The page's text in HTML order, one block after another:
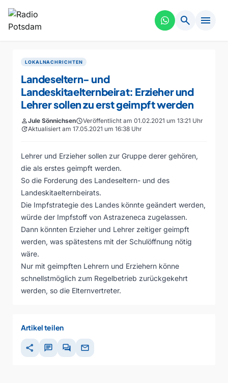
search menu
LOKALNACHRICHTEN
Landeseltern- und
Landeskitaelternbeirat: Erzieher und
Lehrer sollen zu erst geimpft werden
personJule SönnichsenscheduleVeröffentlicht am 01.02.2021 um 13:21 Uhr
updateAktualisiert am 17.05.2021 um 16:38 Uhr
Lehrer und Erzieher sollen zur Gruppe derer gehören,
die als erstes geimpft werden.
So die Forderung des Landeseltern- und des
Landeskitaelternbeirats.
Die Impfstrategie des Landes könnte geändert werden,
würde der Impfstoff von Astrazeneca zugelassen.
Dann könnten Erzieher und Lehrer zeitiger geimpft
werden, was spätestens mit der Schulöffnung nötig
wäre.
Nur mit geimpften Lehrern und Erziehern könne
schnellstmöglich zum Regelbetrieb zurückgekehrt
werden, so die Elternvertreter.
Artikel teilen
share chat forum mail